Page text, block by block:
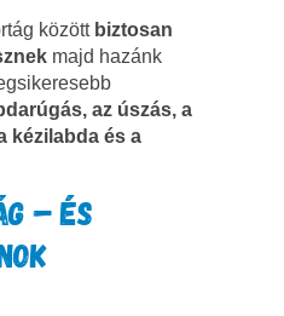
között biztosan
majd hazánk
az úszás, a
kézilabda és a
– ÉS